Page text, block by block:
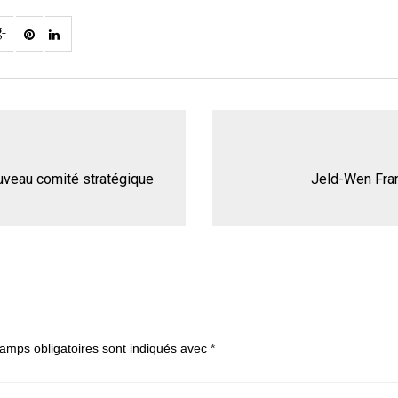
comité stratégique Jeld-Wen
obligatoires sont indiqués avec *